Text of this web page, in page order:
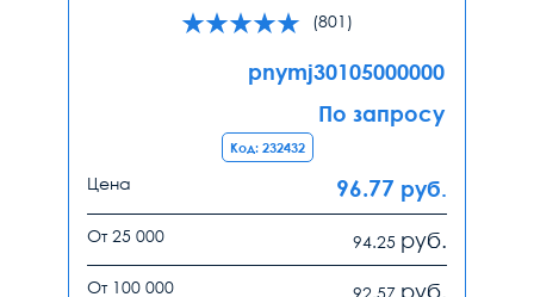
(801)
pnymj30105000000
По запросу
Код: 232432
Цена 96.77 руб.
От 25 000 94.25 руб.
От 100 000 руб.